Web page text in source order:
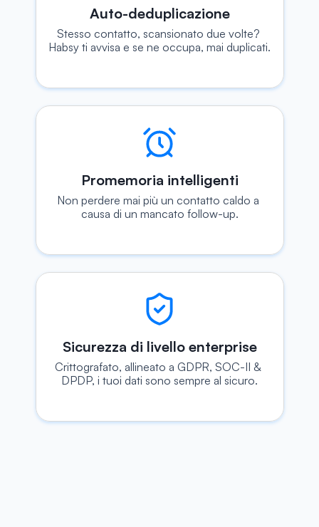
Auto-deduplicazione
Stesso contatto, scansionato due volte?
Habsy ti avvisa e se ne occupa, mai duplicati.
Promemoria intelligenti
Non perdere mai più un contatto caldo a
causa di un mancato follow-up.
Sicurezza di livello enterprise
Crittografato, allineato a GDPR, SOC-II &
DPDP, i tuoi dati sono sempre al sicuro.